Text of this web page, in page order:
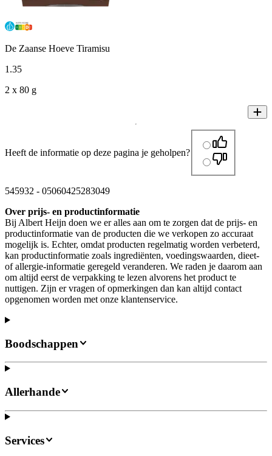
De Zaanse Hoeve Tiramisu
1 .35
2 x 80 g
Heeft de informatie op deze pagina je geholpen?
545932 - 05060425283049
Over prijs- en productinformatie
Bij Albert Heijn doen we er alles aan om te zorgen dat de prijs- en
productinformatie van de producten die we verkopen zo accuraat
mogelijk is. Echter, omdat producten regelmatig worden verbeterd,
kan productinformatie zoals ingrediënten, voedingswaarden, dieet-
of allergie-informatie geregeld veranderen. We raden je daarom aan
om altijd eerst de verpakking te lezen alvorens het product te
nuttigen. Zijn er vragen of opmerkingen dan kan altijd contact
opgenomen worden met onze klantenservice.
Boodschappen
Allerhande
Services